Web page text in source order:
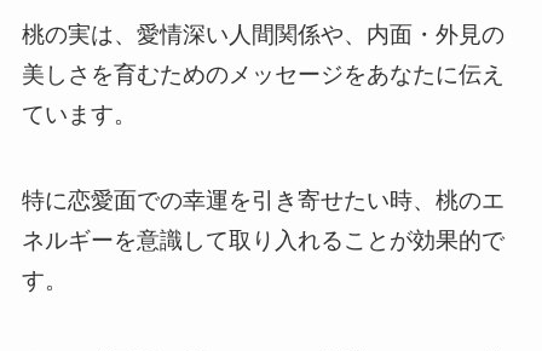
桃の実は、愛情深い人間関係や、内面・外見の
美しさを育むためのメッセージをあなたに伝え
ています。
特に恋愛面での幸運を引き寄せたい時、桃のエ
ネルギーを意識して取り入れることが効果的で
す。